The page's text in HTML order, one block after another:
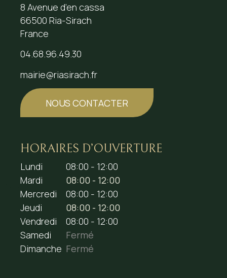
8 Avenue d’en cassa
66500 Ria-Sirach
France
04.68.96.49.30
mairie@riasirach.fr
NOUS CONTACTER
HORAIRES D’OUVERTURE
Lundi
08:00 - 12:00
Mardi
08:00 - 12:00
Mercredi
08:00 - 12:00
Jeudi
08:00 - 12:00
Vendredi
08:00 - 12:00
Samedi
Fermé
Dimanche Fermé